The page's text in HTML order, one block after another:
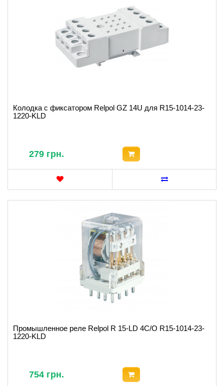
Колодка с фиксатором Relpol GZ 14U для R15-1014-23-
1220-KLD
279 грн.
Промышленное реле Relpol R 15-LD 4C/O R15-1014-23-
1220-KLD
754 грн.